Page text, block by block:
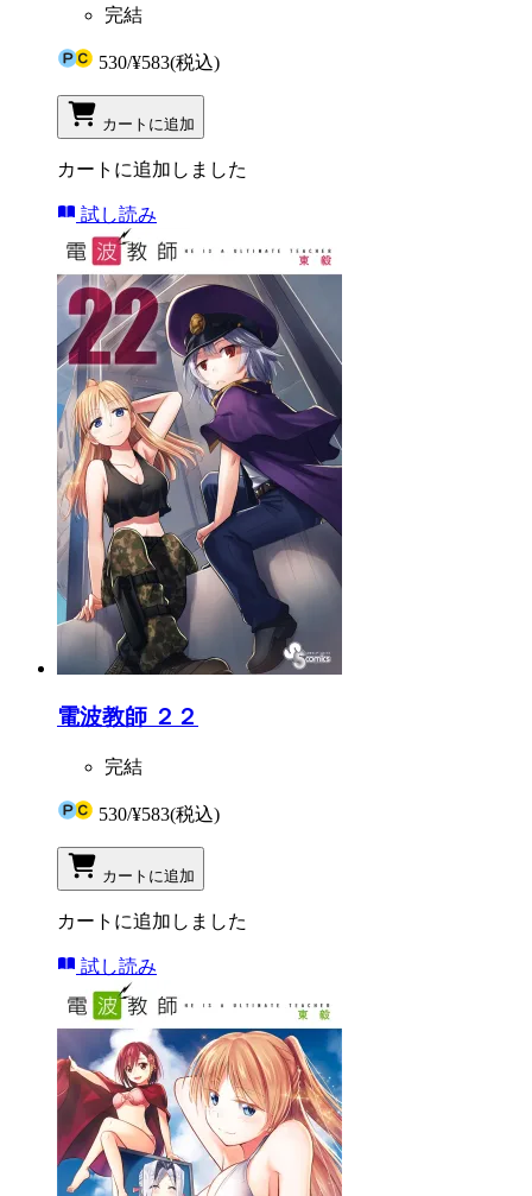
完結
530/¥583(税込)
カートに追加
カートに追加しました
試し読み
電波教師 ２２
完結
530/¥583(税込)
カートに追加
カートに追加しました
試し読み